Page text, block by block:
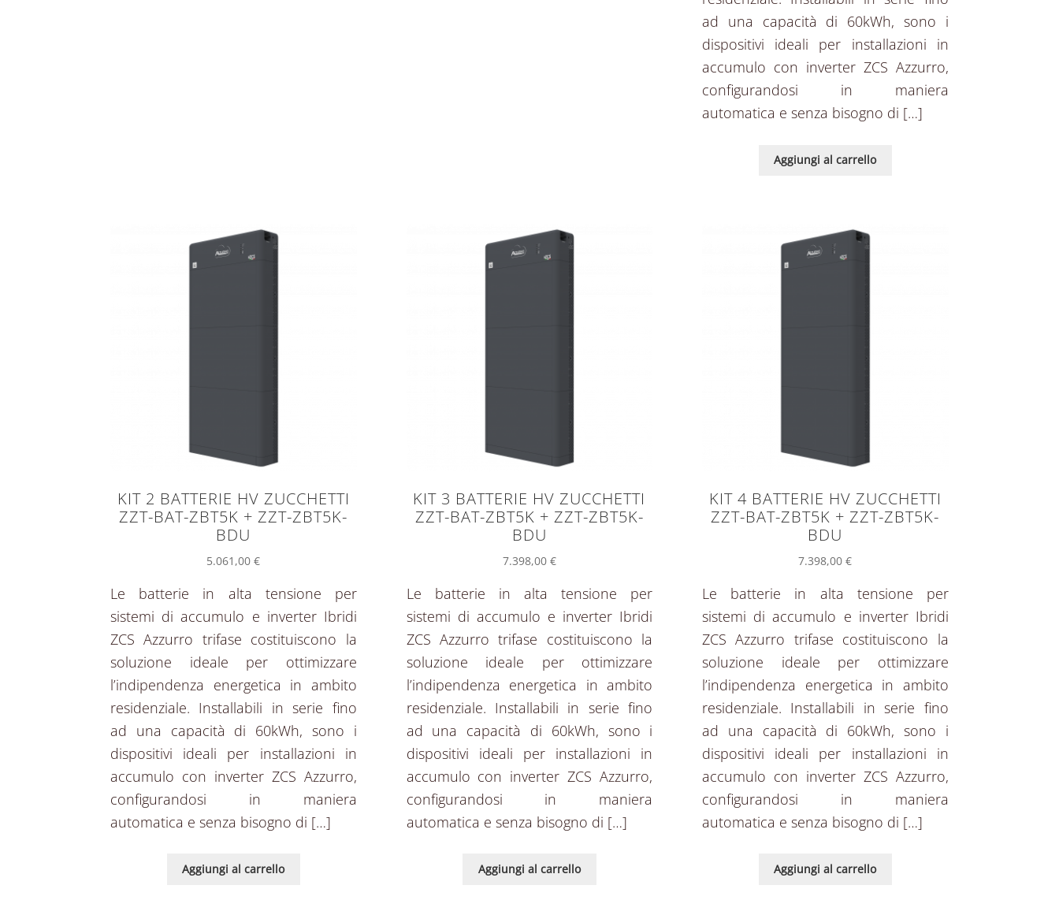
ad una capacità di 60kWh, sono i
dispositivi ideali per installazioni in
accumulo con inverter ZCS Azzurro,
configurandosi in maniera
automatica e senza bisogno di […]
Aggiungi al carrello
KIT 2 BATTERIE HV ZUCCHETTI
ZZT-BAT-ZBT5K + ZZT-ZBT5K-
BDU
5.061,00€
Le batterie in alta tensione per
sistemi di accumulo e inverter Ibridi
ZCS Azzurro trifase costituiscono la
soluzione ideale per ottimizzare
l’indipendenza energetica in ambito
residenziale. Installabili in serie fino
ad una capacità di 60kWh, sono i
dispositivi ideali per installazioni in
accumulo con inverter ZCS Azzurro,
configurandosi in maniera
automatica e senza bisogno di […]
Aggiungi al carrello
KIT 3 BATTERIE HV ZUCCHETTI
ZZT-BAT-ZBT5K + ZZT-ZBT5K-
BDU
7.398,00 €
Le batterie in alta tensione per
sistemi di accumulo e inverter Ibridi
ZCS Azzurro trifase costituiscono la
soluzione ideale per ottimizzare
l’indipendenza energetica in ambito
residenziale. Installabili in serie fino
ad una capacità di 60kWh, sono i
dispositivi ideali per installazioni in
accumulo con inverter ZCS Azzurro,
configurandosi in maniera
automatica e senza bisogno di […]
Aggiungi al carrello
KIT 4 BATTERIE HV ZUCCHETTI
ZZT-BAT-ZBT5K + ZZT-ZBT5K-
BDU
7.398,00€
Le batterie in alta tensione per
sistemi di accumulo e inverter Ibridi
ZCS Azzurro trifase costituiscono la
soluzione ideale per ottimizzare
l’indipendenza energetica in ambito
residenziale. Installabili in serie fino
ad una capacità di 60kWh, sono i
dispositivi ideali per installazioni in
accumulo con inverter ZCS Azzurro,
configurandosi in maniera
automatica e senza bisogno di […]
Aggiungi al carrello